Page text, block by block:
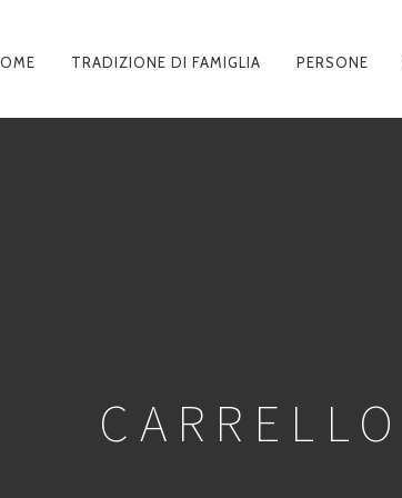
TRADIZIONE DI FAMIGLIA PERSONE
CARRELLO